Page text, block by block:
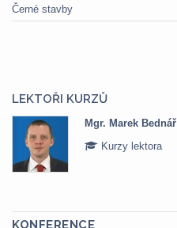
Černé stavby
LEKTOŘI KURZŮ
Mgr. Marek Bednář
Kurzy lektora
KONFERENCE